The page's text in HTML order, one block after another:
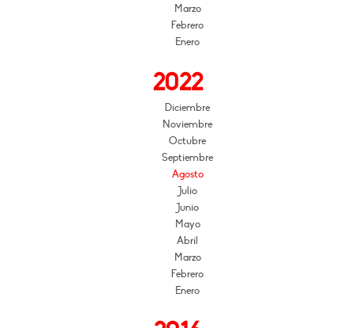
Marzo
Febrero
Enero
2022
Diciembre
Noviembre
Octubre
Septiembre
Agosto
Julio
Junio
Mayo
Abril
Marzo
Febrero
Enero